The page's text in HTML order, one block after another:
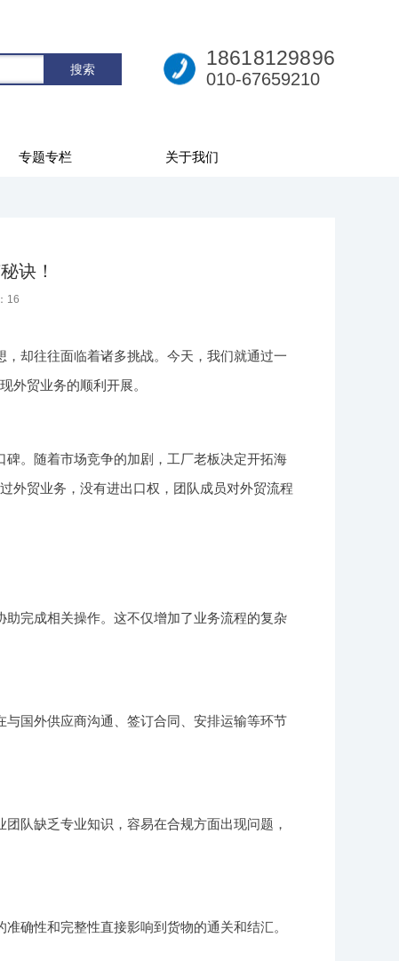
18618129896
010-67659210
专题专栏 关于我们
诀！
16
却往往面临着诸多挑战。今天，我们就通过一
外贸业务的顺利开展。
。随着市场竞争的加剧，工厂老板决定开拓海
外贸业务，没有进出口权，团队成员对外贸流程
完成相关操作。这不仅增加了业务流程的复杂
国外供应商沟通、签订合同、安排运输等环节
队缺乏专业知识，容易在合规方面出现问题，
确性和完整性直接影响到货物的通关和结汇。